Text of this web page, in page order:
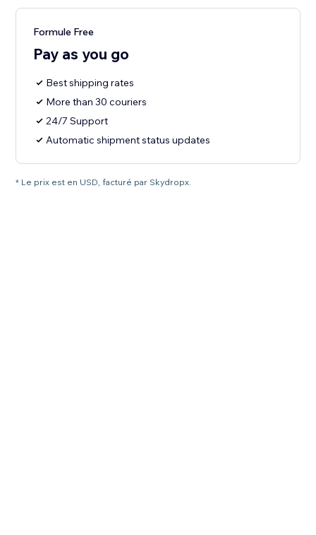
Formule Free
Pay as you go
Best shipping rates
More than 30 couriers
24/7 Support
Automatic shipment status updates
* Le prix est en USD, facturé par Skydropx.